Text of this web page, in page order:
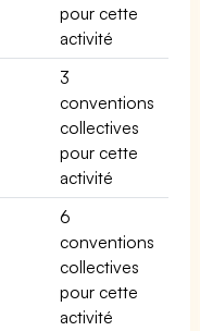
pour cette
activité
3
conventions
collectives
pour cette
activité
6
conventions
collectives
pour cette
activité